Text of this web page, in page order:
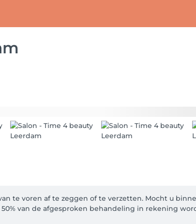
te voren af te zeggen of te verzetten. Mocht u
van de afgesproken behandeling in rekening